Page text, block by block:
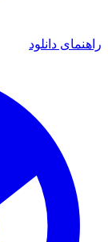
راهنمای دانلود